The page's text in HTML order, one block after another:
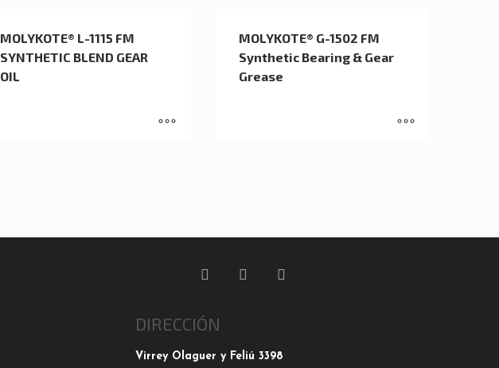
MOLYKOTE® L-1115 FM
SYNTHETIC BLEND GEAR
OIL
MOLYKOTE® G-1502 FM
Synthetic Bearing & Gear
Grease
DIRECCIÓN
Virrey Olaguer y Feliú 3398